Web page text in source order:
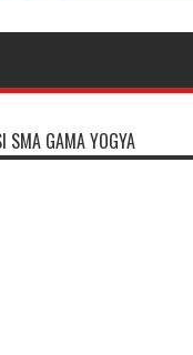
SMA GAMA YOGYA